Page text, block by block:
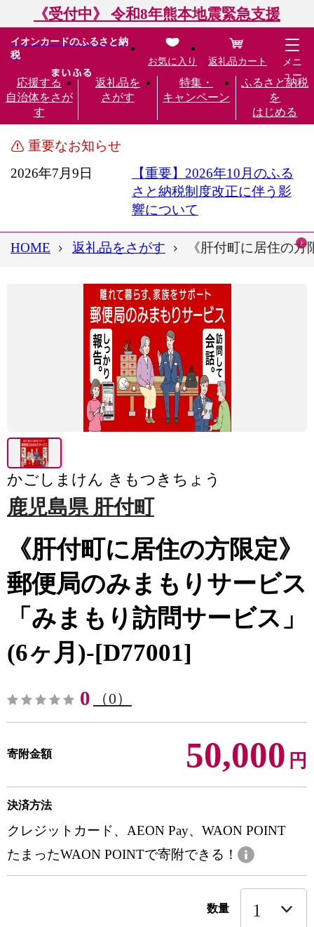
《受付中》 令和8年熊本地震緊急支援
イオンカードのふるさと納
税
応援する
自治体をさが
す
返礼品を
さがす
特集・
キャンペーン
ふるさと納税
を
はじめる
お気に入り 返礼品カート
メニ
ュー
重要なお知らせ
2026年7月9日
【重要】2026年10月のふる
さと納税制度改正に伴う影
響について
HOME 返礼品をさがす 《肝付町に居住の
かごしまけん きもつきちょう
鹿児島県 肝付町
《肝付町に居住の方限定》
郵便局のみまもりサービス
「みまもり訪問サービス」
(6ヶ月)-[D77001]
0 （0）
寄附金額 50,000 円
決済方法
クレジットカード、AEON Pay、WAON POINT
たまったWAON POINTで寄附できる！
数量